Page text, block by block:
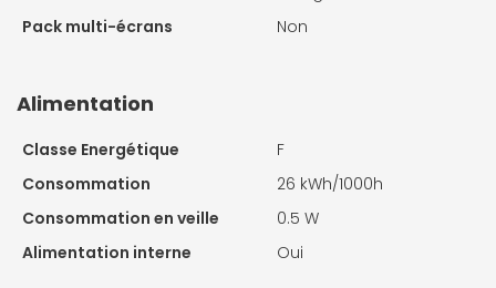
Pack multi-écrans
Non
Alimentation
Classe Energétique
F
Consommation
26 kWh/1000h
Consommation en veille
0.5 W
Alimentation interne
Oui